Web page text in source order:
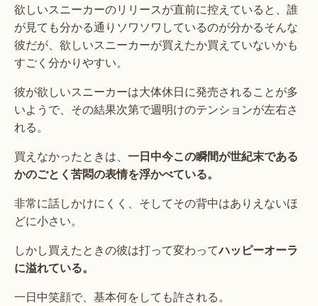
欲しいスニーカーのリリースが直前に控えていると、誰
が見ても分かる通りソワソワしているのが分かるそんな
彼だが、欲しいスニーカーが買えたか買えていないかも
すごく分かりやすい。
彼が欲しいスニーカーは大体休日に発売されることが多
いようで、その結果次第で週明けのテンションが左右さ
れる。
買えなかったときは、 一日中今この瞬間が世紀末である
かのごとく苦悶の表情を浮かべている。
非常に話しかけにくく、そしてその背中はありえないほ
どに小さい。
しかし買えたときの彼は打って変わってハッピーオーラ
に溢れている。
一日中笑顔で、基本何をしても許される。